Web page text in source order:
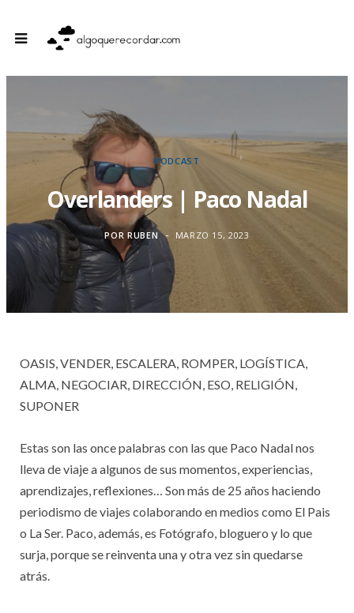
PODCAST
Overlanders | Paco Nadal
POR RUBEN MARZO 15, 2023
OASIS, VENDER, ESCALERA, ROMPER, LOGÍSTICA,
ALMA, NEGOCIAR, DIRECCIÓN, ESO, RELIGIÓN,
SUPONER
Estas son las once palabras con las que Paco Nadal nos
lleva de viaje a algunos de sus momentos, experiencias,
aprendizajes, reflexiones… Son más de 25 años haciendo
periodismo de viajes colaborando en medios como El Pais
o La Ser. Paco, además, es Fotógrafo, bloguero y lo que
surja, porque se reinventa una y otra vez sin quedarse
atrás.